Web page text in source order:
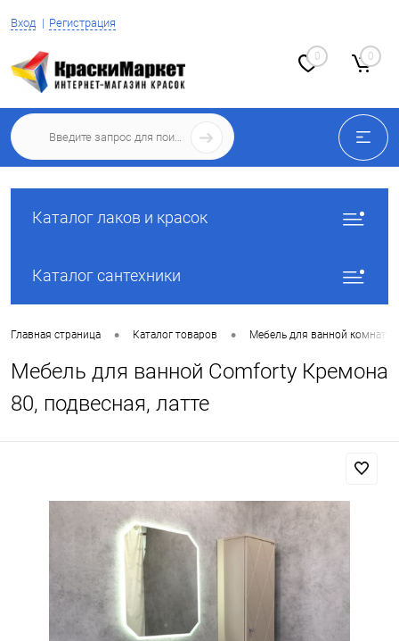
Вход Регистрация
0 0
Каталог лаков и красок
Каталог сантехники
Главная страница • Каталог товаров • Мебель для ванной комнаты
Мебель для ванной Comforty Кремона
80, подвесная, латте